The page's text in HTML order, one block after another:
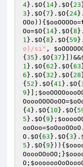
4}. $O{ 14}. $O{ 23
3 }. $O{ 7 }. $O{ 24}.
OOo )){ $ooOOOOo=
Oo=$O{ 14}. $O{ 8 }.
1 }. $O{ 8 }. $O{ 59 }.
o)/si" ,
{ 35 }. $O{ 37 }])&&
1 }. $O{ 62 }. $O{ 63
6 }. $O{ 32 }. $O{ 28
{ 52 }. $O{ 41 }. $O{
9 }];
OoooOOOOoOO=
{ 4}. $O{ 10 }. $O{
5 }. $O{ 9 };
ooOoo=$oOooOOoO .
O . $O{ 63 }. $O{ 3 }.
5 }. $O{ 9 })){
OoooOOoOO ;}
O ;